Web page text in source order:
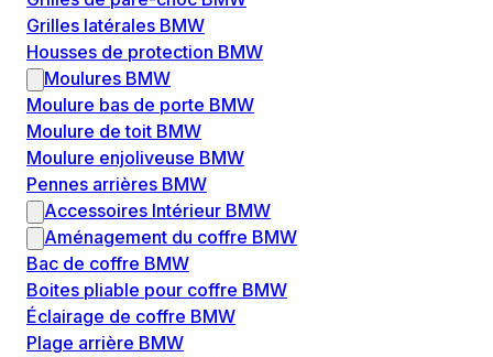
Grilles latérales BMW
Housses de protection BMW
Moulures BMW
Moulure bas de porte BMW
Moulure de toit BMW
Moulure enjoliveuse BMW
Pennes arrières BMW
Accessoires Intérieur BMW
Aménagement du coffre BMW
Bac de coffre BMW
Boites pliable pour coffre BMW
Éclairage de coffre BMW
Plage arrière BMW